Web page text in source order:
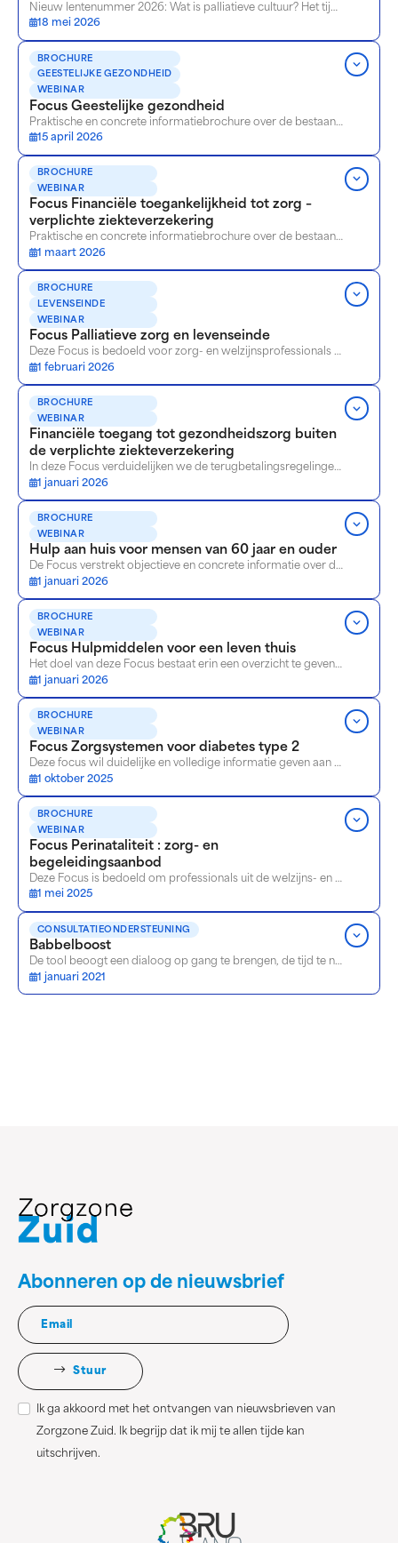
Nieuw lentenummer 2026: Wat is palliatieve cultuur? Het tijdschrift over palliatieve cultuur bestemd voor professionals uit de welzijns- en gezondheidssector.
18 mei 2026
BROCHURE
GEESTELIJKE GEZONDHEID
WEBINAR
Focus Geestelijke gezondheid
Praktische en concrete informatiebrochure over de bestaande voorzieningen op het vlak van geestelijke gezondheid in het Brusselse gewest. Ze biedt zorg- en welzijnsprofessionals de praktische informatie die ze nodig hebben om de mensen die ze begeleiden zo goed mogelijk te ondersteunen.
15 april 2026
BROCHURE
WEBINAR
Focus Financiële toegankelijkheid tot zorg –
verplichte ziekteverzekering
Praktische en concrete informatiebrochure over de bestaande tegemoetkomingen en terugbetalingen voor gezondheidszorg in het Brusselse gewest. Ze biedt zorg- en welzijnsprofessionals de praktische informatie die ze nodig hebben om de mensen die ze begeleiden zo goed mogelijk te ondersteunen.
1 maart 2026
BROCHURE
LEVENSEINDE
WEBINAR
Focus Palliatieve zorg en levenseinde
Deze Focus is bedoeld voor zorg- en welzijnsprofessionals die mensen in hun laatste levensfase begeleiden. Hij biedt objectieve en concrete informatie over de bestaande hulp- en ondersteuningsmogelijkheden binnen het Brusselse zorg- en welzijnssysteem.
1 februari 2026
BROCHURE
WEBINAR
Financiële toegang tot gezondheidszorg buiten
de verplichte ziekteverzekering​
In deze Focus verduidelijken we de terugbetalingsregelingen van de gezondheidsverstrekkigen en welzijnsdiensten die toegankelijk zijn voor mensen die niet gedekt zijn door een verplichte ziekteverzekering.
1 januari 2026
BROCHURE
WEBINAR
Hulp aan huis voor mensen van 60 jaar en ouder
De Focus verstrekt objectieve en concrete informatie over de bestaande hulp en terugbetalingen in Brussel in het kader van Protocol 3. Op die manier kunnen professionals de praktische informatie vinden die ze nodig hebben om de begunstigden te ondersteunen.
1 januari 2026
BROCHURE
WEBINAR
Focus Hulpmiddelen voor een leven thuis
Het doel van deze Focus bestaat erin een overzicht te geven van de beschikbare hulpmiddelen om thuis te blijven wonen volgens de wensen van de persoon in kwestie, en dat voor alle profielen van begunstigden (18 jaar en ouder).
1 januari 2026
BROCHURE
WEBINAR
Focus Zorgsystemen voor diabetes type 2
Deze focus wil duidelijke en volledige informatie geven aan zorgverleners over de verschillende programma’s, de hulp en terugbetalingen die beschikbaar zijn.
1 oktober 2025
BROCHURE
WEBINAR
Focus Perinataliteit : zorg- en
begeleidingsaanbod
Deze Focus is bedoeld om professionals uit de welzijns- en gezondheidssector objectieve, beknopte informatie te geven over de beschikbare ondersteuning en begeleiding voor zwangere vrouwen (met ziekteverzekering1), hun kinderen (tot het einde van de vroege kinderjaren) en hun gezin, in het Brussels Gewest.
1 mei 2025
CONSULTATIEONDERSTEUNING
Babbelboost
De tool beoogt een dialoog op gang te brengen, de tijd te nemen om na te gaan wat belangrijk is voor de persoon die u begeleidt en te bepalen aan welke aspecten u bijzondere aandacht moet schenken om zijn levenskwaliteit te verbeteren.
1 januari 2021
Abonneren op de nieuwsbrief
Stuur
Ik ga akkoord met het ontvangen van nieuwsbrieven van
Zorgzone Zuid. Ik begrijp dat ik mij te allen tijde kan
uitschrijven.